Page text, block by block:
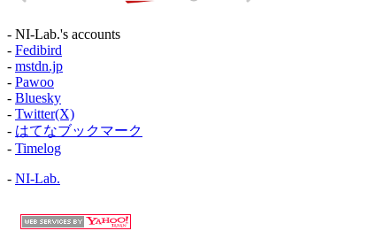
- NI-Lab.'s accounts
- Fedibird
- mstdn.jp
- Pawoo
- Bluesky
- Twitter(X)
- はてなブックマーク
- Timelog
- NI-Lab.